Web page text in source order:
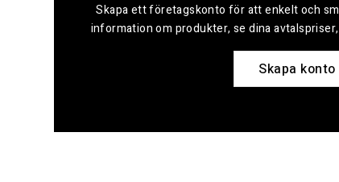
Skapa ett företagskonto för att enkelt och
information om produkter, se dina
Skapa konto